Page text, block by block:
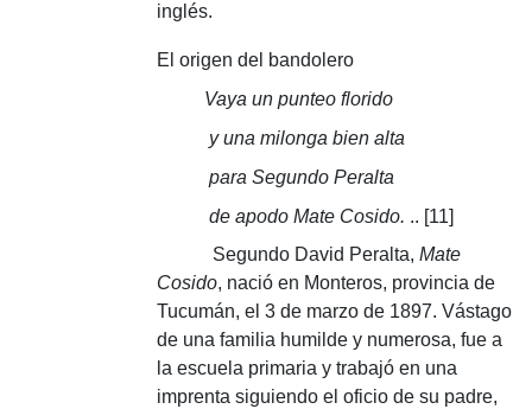
inglés.
El origen del bandolero
Vaya un punteo florido
y una milonga bien alta
para Segundo Peralta
de apodo Mate Cosido. .. [11]
Segundo David Peralta,Mate
Cosido, nació en Monteros, provincia de
Tucumán, el 3 de marzo de 1897. Vástago
de una familia humilde y numerosa, fue a
la escuela primaria y trabajó en una
imprenta siguiendo el oficio de su padre,